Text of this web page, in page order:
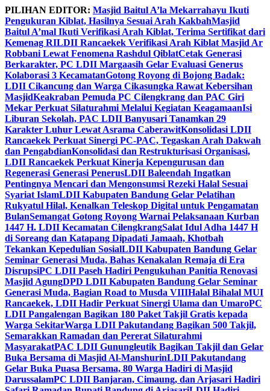
Skip
to
content
PILIHAN EDITOR: Masjid Baitul A’la Mekarrahayu Ikuti
Pengukuran Kiblat, Hasilnya Sesuai Arah KakbahMasjid
Baitul A’mal Ikuti Verifikasi Arah Kiblat, Terima Sertifikat dari
Kemenag RILDII Rancaekek Verifikasi Arah Kiblat Masjid Ar
Robbani Lewat Fenomena Rashdul QiblatCetak Generasi
Berkarakter, PC LDII Margaasih Gelar Evaluasi Generus
Kolaborasi 3 KecamatanGotong Royong di Bojong Badak:
LDII Cikancung dan Warga Cikasungka Rawat Kebersihan
MasjidKeakraban Pemuda PC Cilengkrang dan PAC Giri
Mekar Perkuat Silaturahmi Melalui Kegiatan KeagamaanIsi
Liburan Sekolah, PAC LDII Banyusari Tanamkan 29
Karakter Luhur Lewat Asrama CaberawitKonsolidasi LDII
Rancaekek Perkuat Sinergi PC-PAC, Tegaskan Arah Dakwah
dan PengabdianKonsolidasi dan Restrukturisasi Organisasi,
LDII Rancaekek Perkuat Kinerja Kepengurusan dan
Regenerasi Generasi PenerusLDII Baleendah Ingatkan
Pentingnya Mencari dan Mengonsumsi Rezeki Halal Sesuai
Syariat IslamLDII Kabupaten Bandung Gelar Pelatihan
Rukyatul Hilal, Kenalkan Teleskop Digital untuk Pengamatan
BulanSemangat Gotong Royong Warnai Pelaksanaan Kurban
1447 H. LDII Kecamatan CilengkrangSalat Idul Adha 1447 H
di Soreang dan Katapang Dipadati Jamaah, Khotbah
Tekankan Kepedulian SosialLDII Kabupaten Bandung Gelar
Seminar Generasi Muda, Bahas Kenakalan Remaja di Era
DisrupsiPC LDII Paseh Hadiri Pengukuhan Panitia Renovasi
Masjid AgungDPD LDII Kabupaten Bandung Gelar Seminar
Generasi Muda, Bagian Road to Musda VIIIHalal Bihalal MUI
Rancaekek, LDII Hadir Perkuat Sinergi Ulama dan UmaroPC
LDII Pangalengan Bagikan 180 Paket Takjil Gratis kepada
Warga SekitarWarga LDII Pakutandang Bagikan 500 Takjil,
Semarakkan Ramadan dan Pererat Silaturahmi
MasyarakatPAC LDII Gunungleutik Bagikan Takjil dan Gelar
Buka Bersama di Masjid Al-ManshurinLDII Pakutandang
Gelar Buka Puasa Bersama, 80 Warga Hadiri di Masjid
DarussalamPC LDII Banjaran, Cimaung, dan Arjasari Hadiri